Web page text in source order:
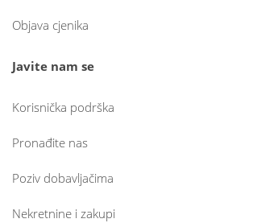
Objava cjenika
Javite nam se
Korisnička podrška
Pronađite nas
Poziv dobavljačima
Nekretnine i zakupi